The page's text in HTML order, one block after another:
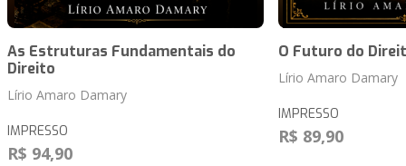
As Estruturas Fundamentais do
Direito
Lírio Amaro Damary
IMPRESSO
R$ 94,90
O Futuro do
Lírio Amaro Damary
IMPRESSO
R$ 89,90